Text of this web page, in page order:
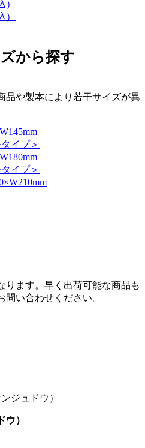
）
）
から探す
品や製本により若干サイズが異
イプ＞
イプ＞
ります。早く出荷可能な商品も
い合わせください。
）